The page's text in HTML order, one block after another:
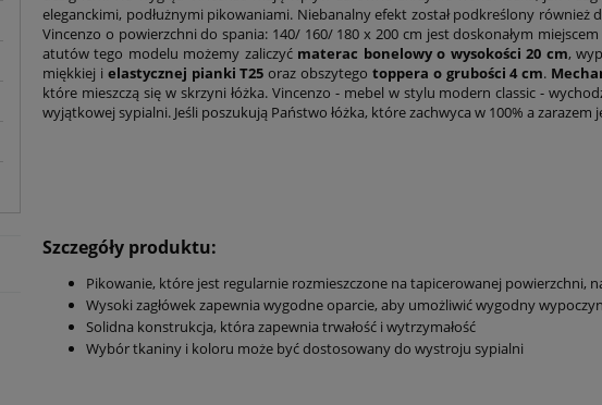
eleganckimi, podłużnymi pikowaniami. Niebanalny efekt został podkreślony również
Vincenzo o powierzchni do spania: 140/ 160/ 180 x 200 cm jest doskonałym
atutów tego modelu możemy zaliczyćmaterac bonelowy o wysokości 20 cm,
miękkiej i elastycznej pianki T25 oraz obszytego toppera o grubości 4 cm.
które mieszczą się w skrzyni łóżka. Vincenzo - mebel w stylu modern classic -
wyjątkowej sypialni. Jeśli poszukują Państwo łóżka, które zachwyca w 100% a
Szczegóły produktu:
Pikowanie, które jest regularnie rozmieszczone na tapicerowanej powierzchni,
Wysoki zagłówek zapewnia wygodne oparcie, aby umożliwić wygodny
Solidna konstrukcja, która zapewnia trwałość i wytrzymałość
Wybór tkaniny i koloru może być dostosowany do wystroju sypialni